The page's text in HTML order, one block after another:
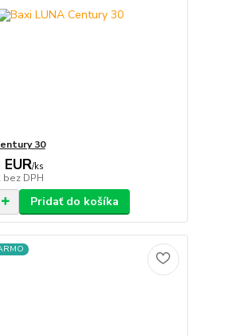
30
/ks
bez DPH
Pridať do košíka